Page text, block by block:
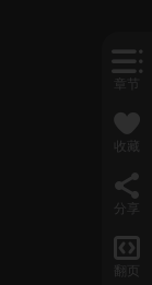
章节
收藏
分享

翻页